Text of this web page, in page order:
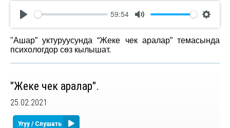
Play
59:54
Mute
"Ашар” уктуруусунда “Жеке чек аралар” темасында
психологдор сѳз кылышат.
"Жеке чек аралар".
25.02.2021
Угуу / Слушать